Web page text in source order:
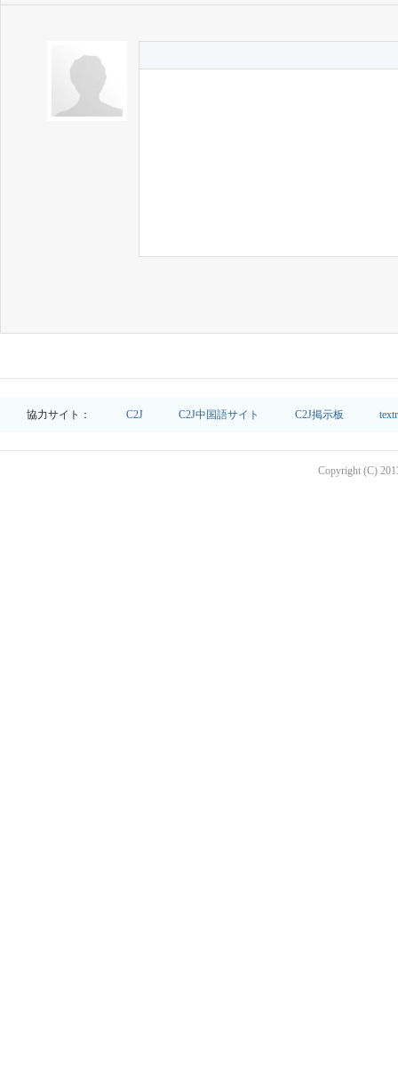
協力サイト： C2J C2J中国語サイト C2J掲示板
Copyright (C)